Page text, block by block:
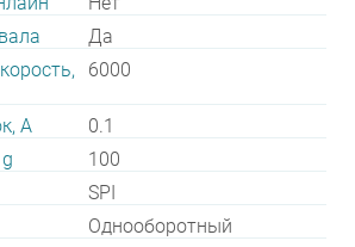
Да
6000
А
0.1
100
SPI
Однооборотный